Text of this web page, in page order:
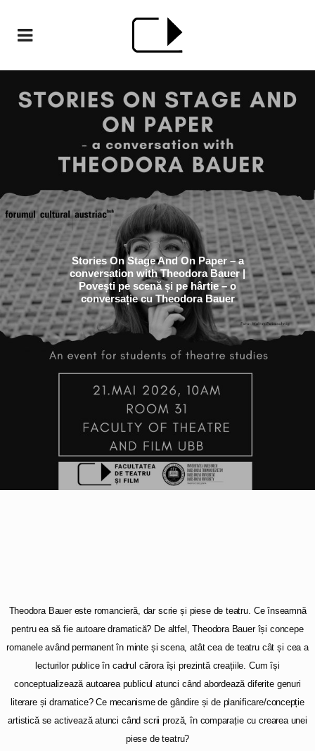
Stories On Stage And On Paper – a
conversation with Theodora Bauer |
Povești pe scenă și pe hârtie – o
conversație cu Theodora Bauer
Theodora Bauer este romancieră, dar scrie și piese de teatru. Ce înseamnă
pentru ea să fie autoare dramatică? De altfel, Theodora Bauer își concepe
romanele având permanent în minte și scena, atât cea de teatru cât și cea a
lecturilor publice în cadrul cărora își prezintă creațiile. Cum își
conceptualizează autoarea publicul atunci când abordează diferite genuri
literare și dramatice? Ce mecanisme de gândire și de planificare/concepție
artistică se activează atunci când scrii proză, în comparație cu crearea unei
piese de teatru?